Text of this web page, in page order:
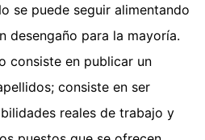
se puede seguir alimentando
desengaño para la mayoría.
consiste en publicar un
consiste en ser
reales de trabajo y